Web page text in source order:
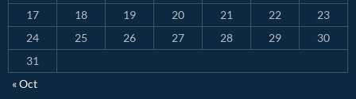
17
18 19 20 21 22
23
24
25 26 27 28 29
30
31
« Oct